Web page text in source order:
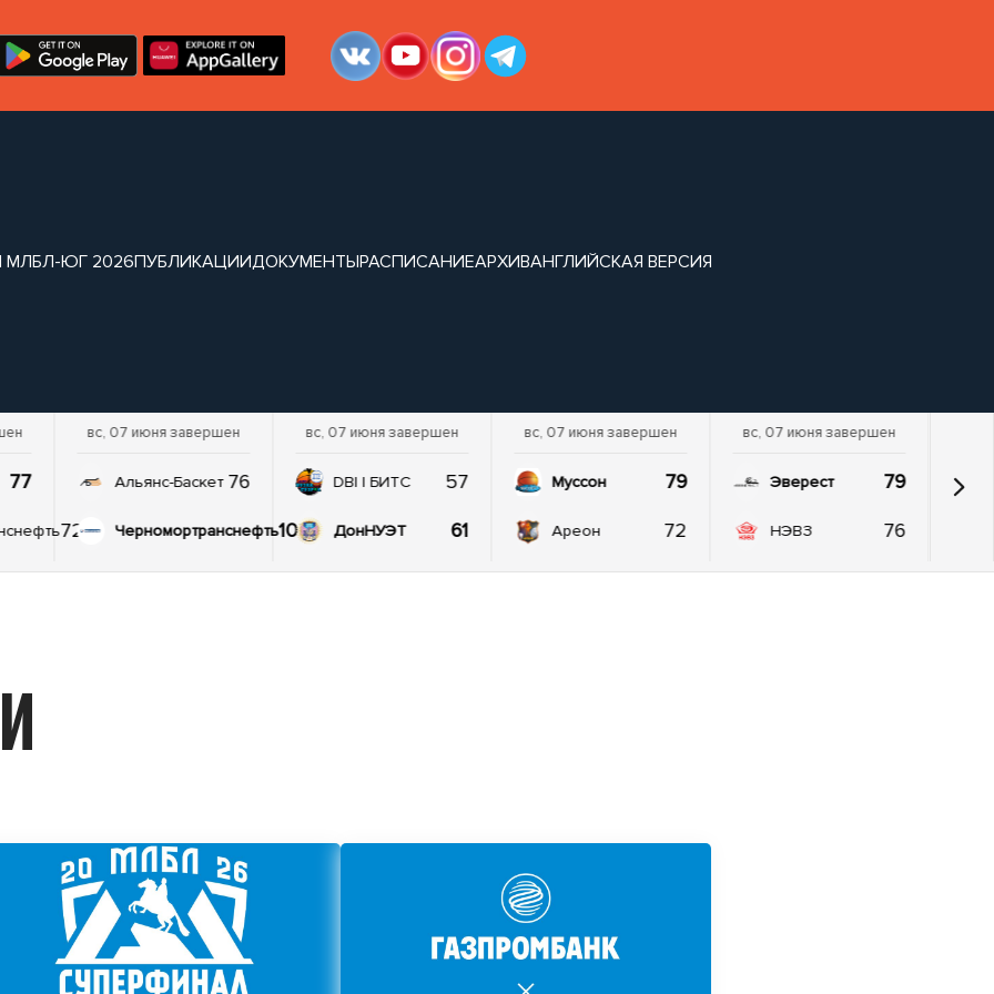
ЮГ 2026ПУБЛИКАЦИИДОКУМЕНТЫРАСПИСАНИЕАРХИВАНГЛИЙСКАЯ ВЕРСИЯ
77
72
вс, 07 июня завершен
Альянс-Баскет 76
Черномортранснефть103
вс, 07 июня завершен
DBI | БИТС 57
ДонНУЭТ 61
вс, 07 июня завершен
Муссон 79
Ареон 72
вс, 07 июня завершен
Эверест 79
НЭВЗ 76